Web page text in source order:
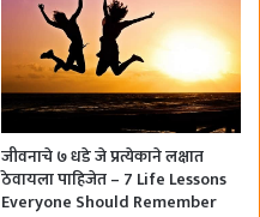
जीवनाचे ७ धडे जे प्रत्येकाने लक्षात
ठेवायला पाहिजेत – 7 Life Lessons
Everyone Should Remember